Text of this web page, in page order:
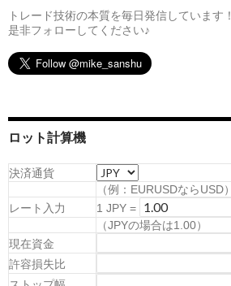
トレード技術の本質を毎日発信しています！
是非フォローしてください♪
ロット計算機
決済通貨
（例：EURUSDならUSD）
レート入力
1 JPY =
（JPYの場合は1.00）
現在資金
許容損失比